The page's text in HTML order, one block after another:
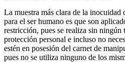
La muestra más clara de la inocuidad
para el ser humano es que son
restricción, pues se realiza sin ningún
protección personal e incluso no
estén en posesión del carnet de
pues no se utiliza ninguno de los